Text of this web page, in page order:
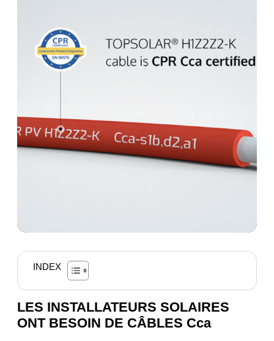
INDEX
LES INSTALLATEURS SOLAIRES
ONT BESOIN DE CÂBLES Cca